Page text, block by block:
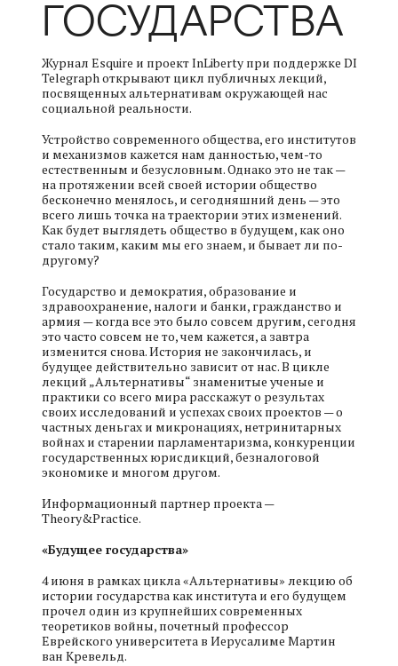
ГОСУДАРСТВА
Журнал Esquire и проект InLiberty при поддержке DI
Telegraph открывают цикл публичных лекций,
посвященных альтернативам окружающей нас
социальной реальности.
Устройство современного общества, его институтов
и механизмов кажется нам данностью, чем-то
естественным и безусловным. Однако это не так —
на протяжении всей своей истории общество
бесконечно менялось, и сегодняшний день — это
всего лишь точка на траектории этих изменений.
Как будет выглядеть общество в будущем, как оно
стало таким, каким мы его знаем, и бывает ли по-
другому?
Государство и демократия, образование и
здравоохранение, налоги и банки, гражданство и
армия — когда все это было совсем другим, сегодня
это часто совсем не то, чем кажется, а завтра
изменится снова. История не закончилась, и
будущее действительно зависит от нас. В цикле
лекций „Альтернативы“ знаменитые ученые и
практики со всего мира расскажут о результах
своих исследований и успехах своих проектов — о
частных деньгах и микронациях, нетринитарных
войнах и старении парламентаризма, конкуренции
государственных юрисдикций, безналоговой
экономике и многом другом.
Информационный партнер проекта —
Theory&Practice.
«Будущее государства»
4 июня в рамках цикла «Альтернативы» лекцию об
истории государства как института и его будущем
прочел один из крупнейших современных
теоретиков войны, почетный профессор
Еврейского университета в Иерусалиме Мартин
ван Кревельд.